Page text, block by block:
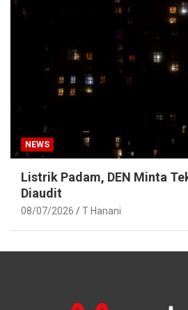
NEWS
Listrik Padam, DEN Minta
Diaudit
08/07/2026 T Hanani